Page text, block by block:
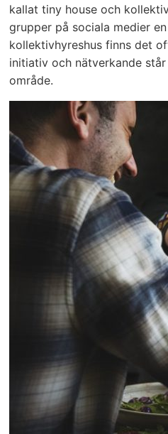
kallat tiny house och
grupper på sociala medier
kollektivhyreshus finns det
initiativ och nätverkande
område.